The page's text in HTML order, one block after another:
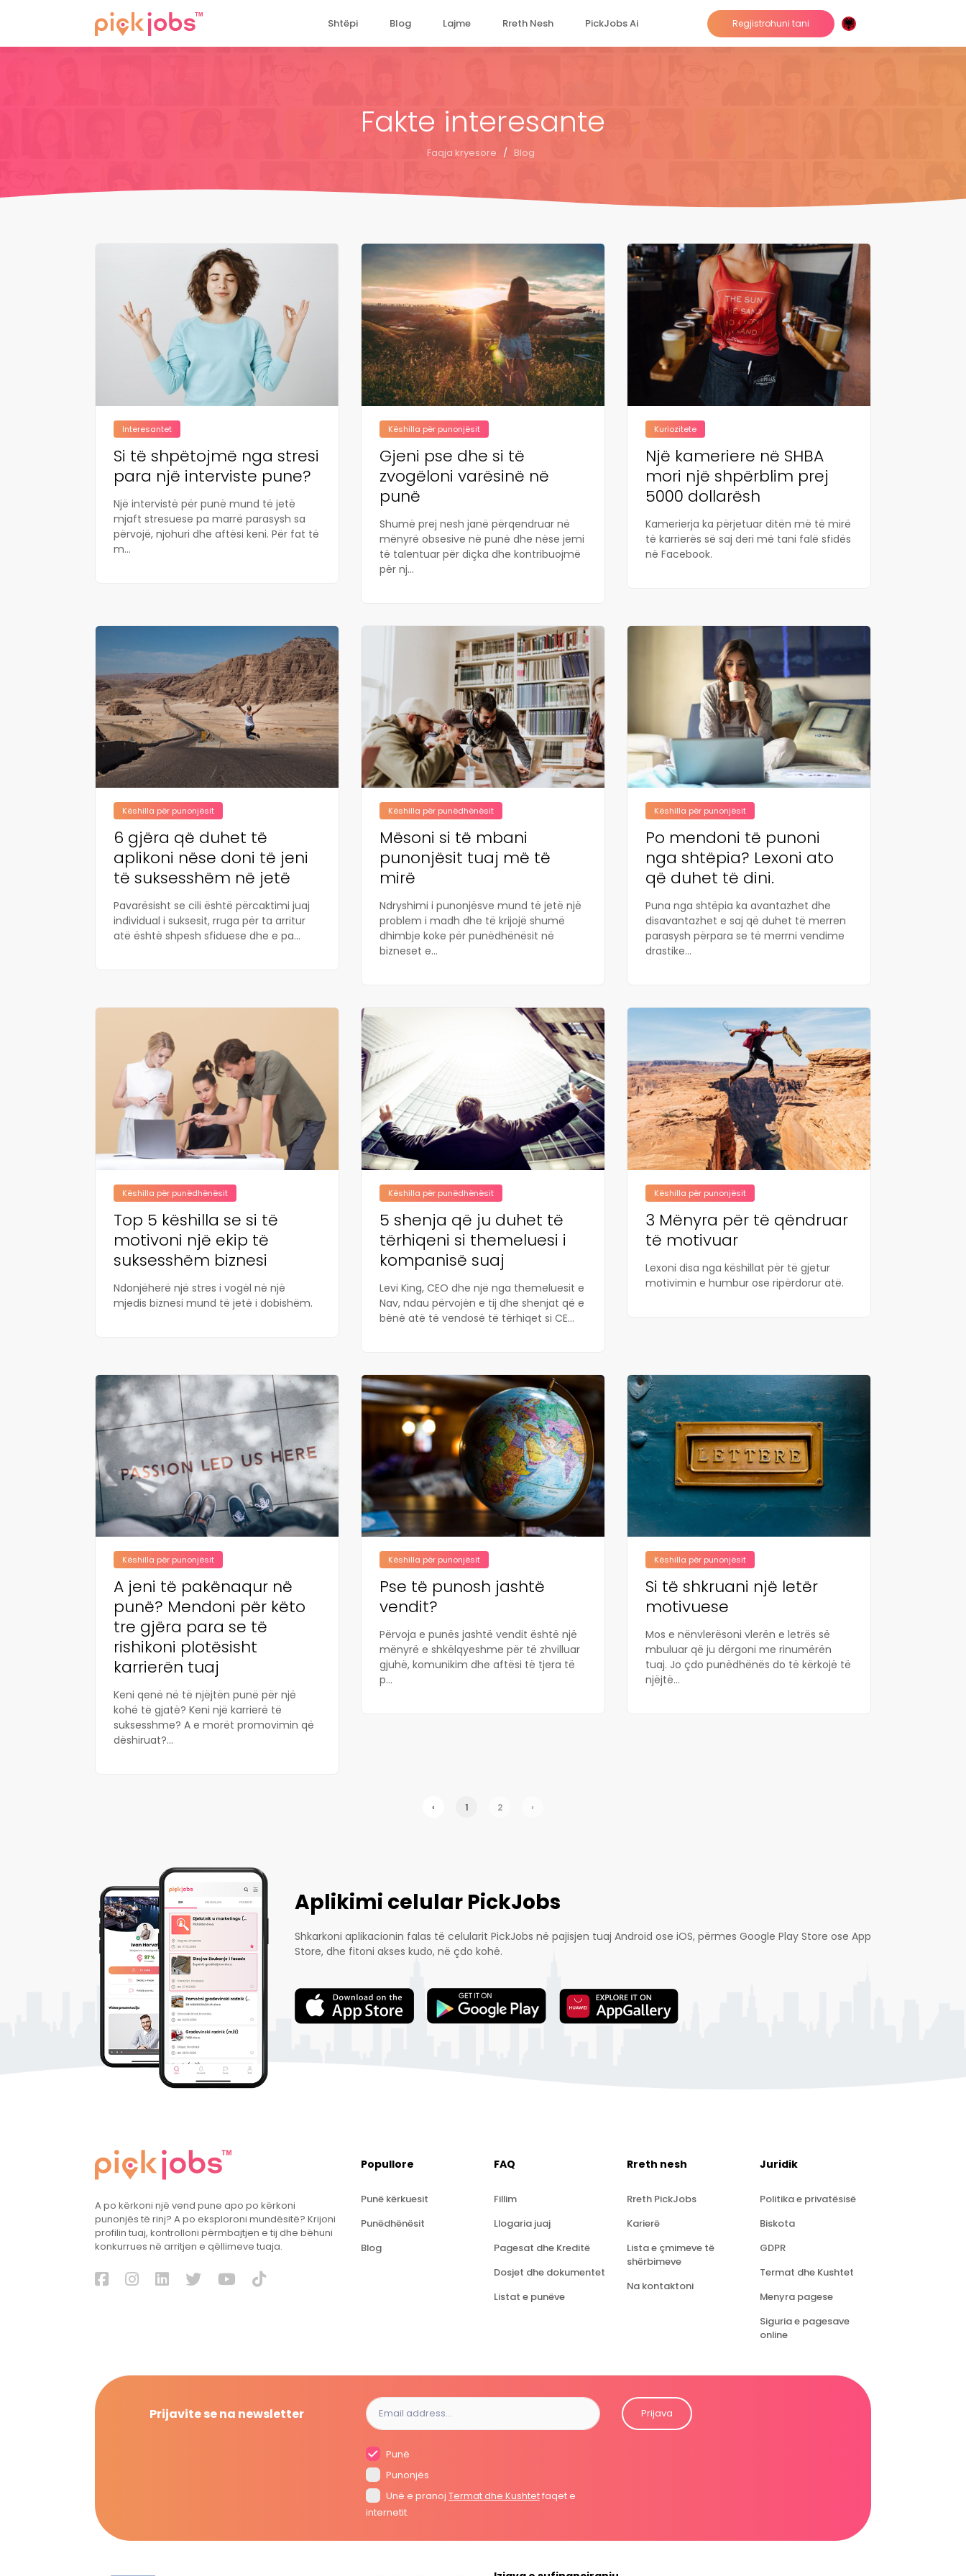
Shtëpi Blog Lajme Rreth Nesh PickJobs Ai Regjistrohuni tani
Fakte interesante
Faqja kryesore / Blog
Interesantet
Si të shpëtojmë nga stresi
para një interviste pune?
Një intervistë për punë mund të jetë
mjaft stresuese pa marrë parasysh sa
përvojë, njohuri dhe aftësi keni. Për fat të
m...
Këshilla për punonjësit
Gjeni pse dhe si të
zvogëloni varësinë në
punë
Shumë prej nesh janë përqendruar në
mënyrë obsesive në punë dhe nëse jemi
të talentuar për diçka dhe kontribuojmë
për nj...
Kuriozitete
Një kameriere në SHBA
mori një shpërblim prej
5000 dollarësh
Kamerierja ka përjetuar ditën më të mirë
të karrierës së saj deri më tani falë sfidës
në Facebook.
Këshilla për punonjësit
6 gjëra që duhet të
aplikoni nëse doni të jeni
të suksesshëm në jetë
Pavarësisht se cili është përcaktimi juaj
individual i suksesit, rruga për ta arritur
atë është shpesh sfiduese dhe e pa...
Këshilla për punëdhënësit
Mësoni si të mbani
punonjësit tuaj më të
mirë
Ndryshimi i punonjësve mund të jetë një
problem i madh dhe të krijojë shumë
dhimbje koke për punëdhënësit në
bizneset e...
Këshilla për punonjësit
Po mendoni të punoni
nga shtëpia? Lexoni ato
që duhet të dini.
Puna nga shtëpia ka avantazhet dhe
disavantazhet e saj që duhet të merren
parasysh përpara se të merrni vendime
drastike...
Këshilla për punëdhënësit
Top 5 këshilla se si të
motivoni një ekip të
suksesshëm biznesi
Ndonjëherë një stres i vogël në një
mjedis biznesi mund të jetë i dobishëm.
Këshilla për punëdhënësit
5 shenja që ju duhet të
tërhiqeni si themeluesi i
kompanisë suaj
Levi King, CEO dhe një nga themeluesit e
Nav, ndau përvojën e tij dhe shenjat që e
bënë atë të vendosë të tërhiqet si CE...
Këshilla për punonjësit
3 Mënyra për të qëndruar
të motivuar
Lexoni disa nga këshillat për të gjetur
motivimin e humbur ose ripërdorur atë.
Këshilla për punonjësit
A jeni të pakënaqur në
punë? Mendoni për këto
tre gjëra para se të
rishikoni plotësisht
karrierën tuaj
Keni qenë në të njëjtën punë për një
kohë të gjatë? Keni një karrierë të
suksesshme? A e morët promovimin që
dëshiruat?...
Këshilla për punonjësit
Pse të punosh jashtë
vendit?
Përvoja e punës jashtë vendit është një
mënyrë e shkëlqyeshme për të zhvilluar
gjuhë, komunikim dhe aftësi të tjera të
p...
Këshilla për punonjësit
Si të shkruani një letër
motivuese
Mos e nënvlerësoni vlerën e letrës së
mbuluar që ju dërgoni me rinumërën
tuaj. Jo çdo punëdhënës do të kërkojë të
njëjtë...
‹ 1 2 ›
Aplikimi celular PickJobs
Shkarkoni aplikacionin falas të celularit PickJobs në pajisjen tuaj Android ose iOS, përmes Google Play Store ose App
Store, dhe fitoni akses kudo, në çdo kohë.
A po kërkoni një vend pune apo po kërkoni
punonjës të rinj? A po eksploroni mundësitë? Krijoni
profilin tuaj, kontrolloni përmbajtjen e tij dhe bëhuni
konkurrues në arritjen e qëllimeve tuaja.
Popullore
Punë kërkuesit
Punëdhënësit
Blog
FAQ
Fillim
Llogaria juaj
Pagesat dhe Kreditë
Dosjet dhe dokumentet
Listat e punëve
Rreth nesh
Rreth PickJobs
Karierë
Lista e çmimeve të
shërbimeve
Na kontaktoni
Juridik
Politika e privatësisë
Biskota
GDPR
Termat dhe Kushtet
Menyra pagese
Siguria e pagesave
online
Prijavite se na newsletter
Punë
Punonjës
Unë e pranoj Termat dhe Kushtetfaqet e
internetit.
Prijava